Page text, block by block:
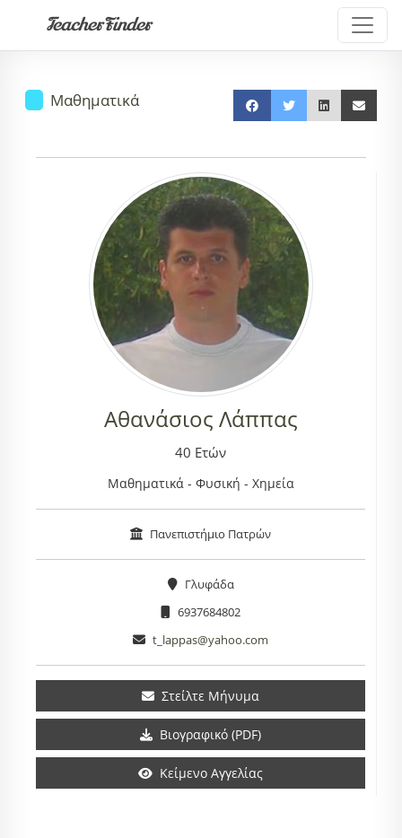
TeacherFinder
Μαθηματικά
Αθανάσιος Λάππας
40 Ετών
Μαθηματικά - Φυσική - Χημεία
Πανεπιστήμιο Πατρών
Γλυφάδα
6937684802
t_lappas@yahoo.com
Στείλτε Μήνυμα
Βιογραφικό (PDF)
Κείμενο Αγγελίας